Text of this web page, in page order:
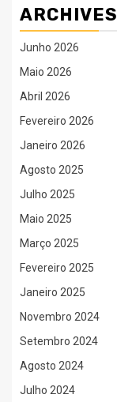
ARCHIVES
Junho 2026
Maio 2026
Abril 2026
Fevereiro 2026
Janeiro 2026
Agosto 2025
Julho 2025
Maio 2025
Março 2025
Fevereiro 2025
Janeiro 2025
Novembro 2024
Setembro 2024
Agosto 2024
Julho 2024